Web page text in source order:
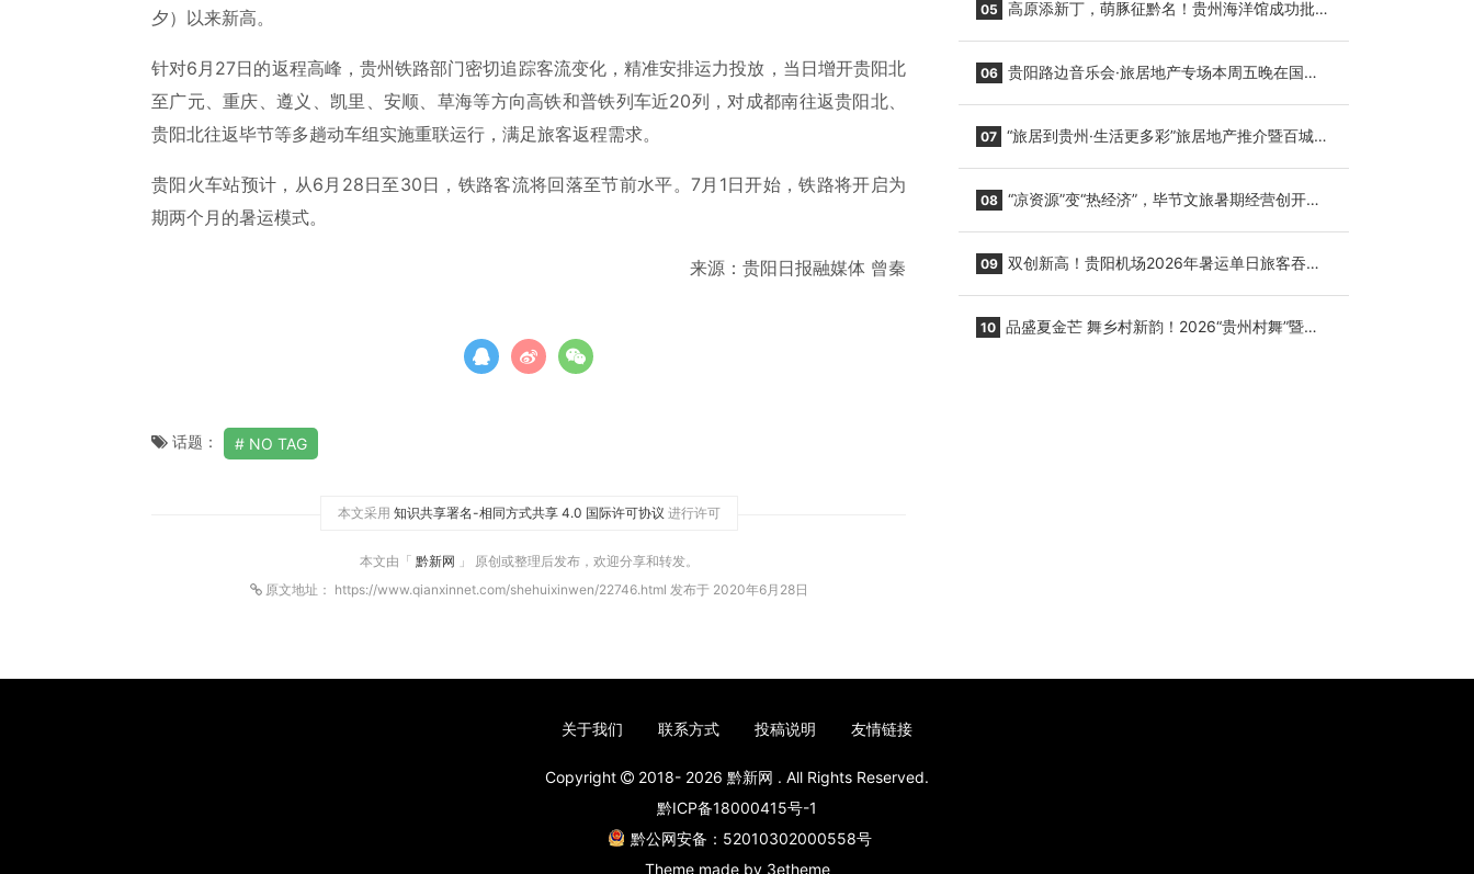
夕）以来新高。
针对6月27日的返程高峰，贵州铁路部门密切追踪客流变化，精准安排运力投放，当日增开贵阳北
至广元、重庆、遵义、凯里、安顺、草海等方向高铁和普铁列车近20列，对成都南往返贵阳北、
贵阳北往返毕节等多趟动车组实施重联运行，满足旅客返程需求。
贵阳火车站预计，从6月28日至30日，铁路客流将回落至节前水平。7月1日开始，铁路将开启为
期两个月的暑运模式。
来源：贵阳日报融媒体 曾秦
话题： NO TAG
本文采用 知识共享署名-相同方式共享 4.0 国际许可协议 进行许可
本文由「 黔新网 」 原创或整理后发布，欢迎分享和转发。
原文地址： https://www.qianxinnet.com/shehuixinwen/22746.html 发布于 2020年6月28日
05 高原添新丁，萌豚征黔名！贵州海洋馆成功批量
06 贵阳路边音乐会·旅居地产专场本周五晚在国际
07 “旅居到贵州·生活更多彩”旅居地产推介暨百城千
08 “凉资源”变“热经济”，毕节文旅暑期经营创开门
09 双创新高！贵阳机场2026年暑运单日旅客吞吐
10 品盛夏金芒 舞乡村新韵！2026“贵州村舞”暨望
关于我们 联系方式 投稿说明 友情链接
Copyright 2018- 2026 黔新网 . All Rights Reserved.
黔ICP备18000415号-1
黔公网安备：52010302000558号
Theme made by 3etheme